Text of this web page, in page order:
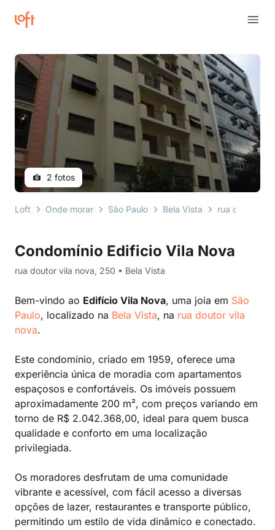
Condomínio Edificio Vila Nova
rua doutor vila nova, 250 • Bela Vista
Bem-vindo ao Edifício Vila Nova, uma joia em São
Paulo, localizado na Bela Vista, na rua doutor vila
nova.
Este condomínio, criado em 1959, oferece uma
experiência única de moradia com apartamentos
espaçosos e confortáveis. Os imóveis possuem
aproximadamente 200 m², com preços variando em
torno de R$ 2.042.368,00, ideal para quem busca
qualidade e conforto em uma localização
privilegiada.
Os moradores desfrutam de uma comunidade
vibrante e acessível, com fácil acesso a diversas
opções de lazer, restaurantes e transporte público,
permitindo um estilo de vida dinâmico e conectado.
2 fotos
Loft Onde morar São Paulo Bela Vista rua doutor